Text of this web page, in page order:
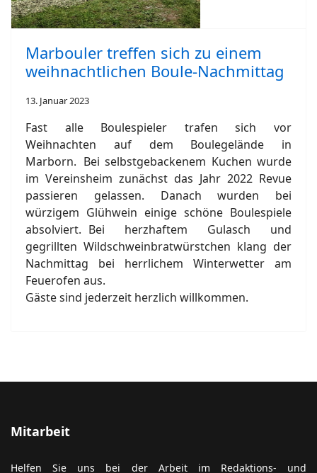
13. Januar 2023
Fast alle Boulespieler trafen sich vor
Weihnachten auf dem Boulegelände in
Marborn. Bei selbstgebackenem Kuchen wurde
im Vereinsheim zunächst das Jahr 2022 Revue
würzigem Glühwein einige schöne Boulespiele
absolviert. Bei herzhaftem Gulasch und
gegrillten Wildschweinbratwürstchen klang der
Nachmittag bei herrlichem Winterwetter am
Feuerofen aus.
Gäste sind jederzeit herzlich willkommen.
Helfen Sie uns bei der Arbeit im Redaktions- und
einfach über unser
Neue Beiträge